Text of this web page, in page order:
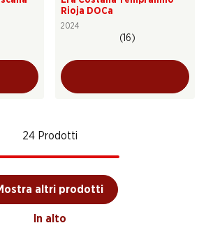
Rioja DOCa
2024
(16)
24 Prodotti
altri prodotti
In alto